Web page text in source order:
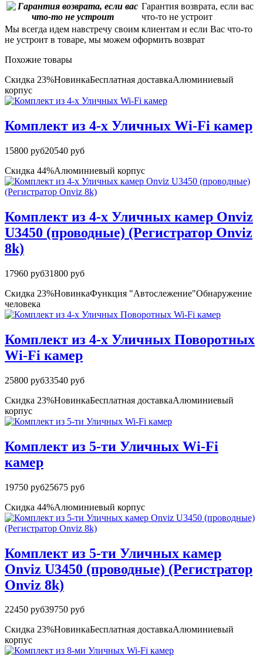
Гарантия возврата, если вас
что-то не устроит
Мы всегда идем навстречу своим клиентам и если Вас что-то
не устроит в товаре, мы можем оформить возврат
Похожие товары
Скидка 23%НовинкаБесплатная доставкаАлюминиевый
корпус
Комплект из 4-х Уличных Wi-Fi камер
15800 руб20540 руб
Скидка 44%Алюминиевый корпус
Комплект из 4-х Уличных камер Onviz
U3450 (проводные) (Регистратор Onviz
8k)
17960 руб31800 руб
Скидка 23%НовинкаФункция "Автослежение"Обнаружение
человека
Комплект из 4-х Уличных Поворотных
Wi-Fi камер
25800 руб33540 руб
Скидка 23%НовинкаБесплатная доставкаАлюминиевый
корпус
Комплект из 5-ти Уличных Wi-Fi
камер
19750 руб25675 руб
Скидка 44%Алюминиевый корпус
Комплект из 5-ти Уличных камер
Onviz U3450 (проводные) (Регистратор
Onviz 8k)
22450 руб39750 руб
Скидка 23%НовинкаБесплатная доставкаАлюминиевый
корпус